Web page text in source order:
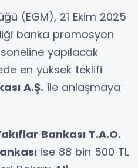
(EGM), 21 Ekim 2025
banka promosyon
yapılacak
en yüksek teklifi
A.Ş. ile anlaşmaya
Bankası T.A.O.
ise 88 bin 500 TL